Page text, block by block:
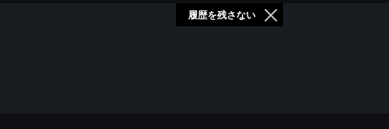
履歴を残さない